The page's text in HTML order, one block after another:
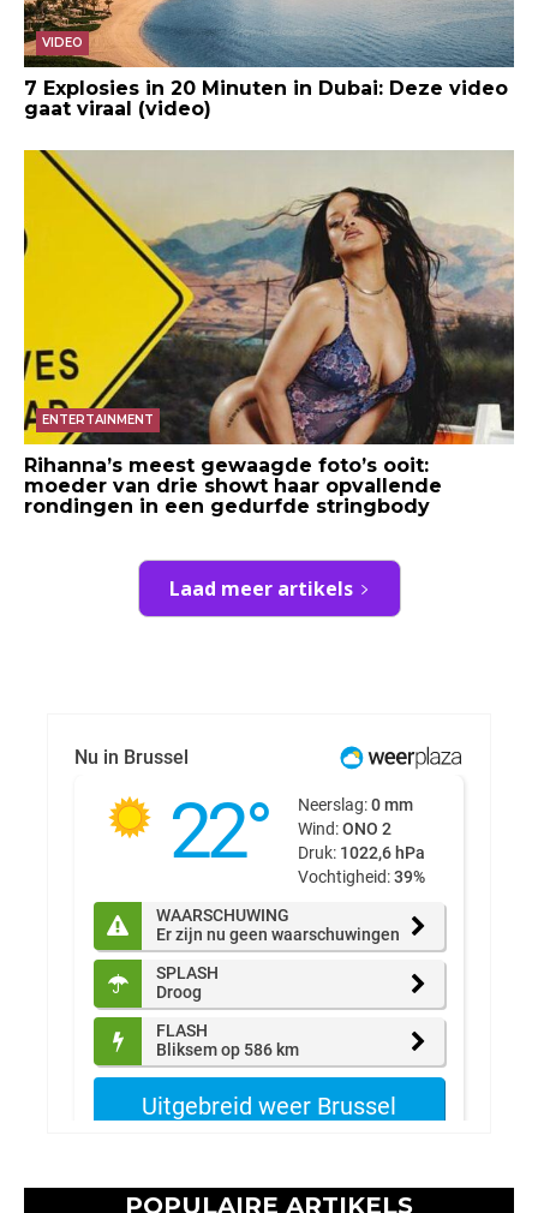
VIDEO
7 Explosies in 20 Minuten in Dubai: Deze video
gaat viraal (video)
ENTERTAINMENT
Rihanna’s meest gewaagde foto’s ooit:
moeder van drie showt haar opvallende
rondingen in een gedurfde stringbody
Laad meer artikels
POPULAIRE ARTIKELS